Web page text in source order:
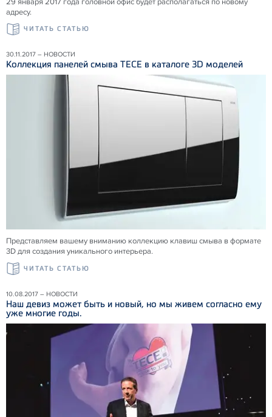
адресу.
ЧИТАТЬ СТАТЬЮ
30.11.2017 – НОВОСТИ
Коллекция панелей смыва ТЕСЕ в каталоге 3D моделей
Представляем вашему вниманию коллекцию клавиш смыва в формате
3D для создания уникального интерьера.
ЧИТАТЬ СТАТЬЮ
10.08.2017 – НОВОСТИ
Наш девиз может быть и новый, но мы живем согласно ему
уже многие годы.